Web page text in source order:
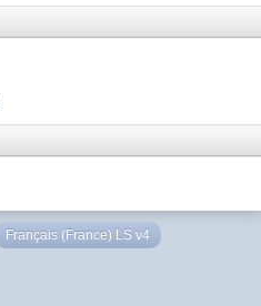
Français (France) LS v4